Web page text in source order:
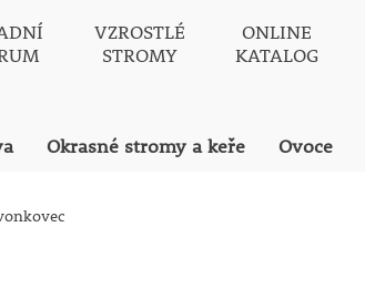
VZROSTLÉ
STROMY
ONLINE
KATALOG
Okrasné stromy a keře Ovoce